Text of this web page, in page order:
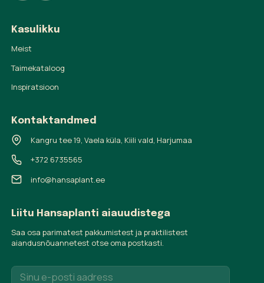
Kasulikku
Meist
Taimekataloog
Inspiratsioon
Kontaktandmed
Kangru tee 19, Vaela küla, Kiili vald, Harjumaa
+372 6735565
info@hansaplant.ee
Liitu Hansaplanti aiauudistega
Saa osa parimatest pakkumistest ja praktilistest
aiandusnõuannetest otse oma postkasti.